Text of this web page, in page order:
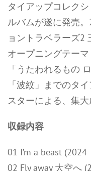
タイアップコレク
ルバムが遂に発売
ョントラベラーズ2
オープニングテーマ
「うたわれるもの
「波紋」までのタ
スターによる、集
収録内容
01 I’m a beast
02 Fly away 大空へ